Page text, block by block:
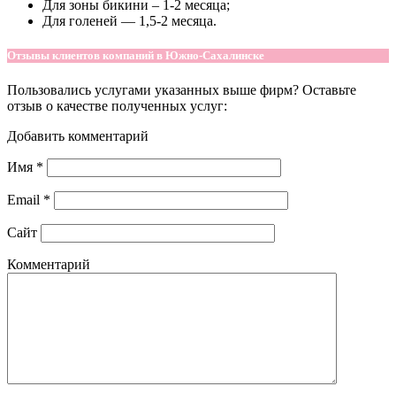
Для зоны бикини – 1-2 месяца;
Для голеней — 1,5-2 месяца.
Отзывы клиентов компаний в Южно-Сахалинске
Пользовались услугами указанных выше фирм? Оставьте
отзыв о качестве полученных услуг:
Добавить комментарий
Имя *
Email *
Сайт
Комментарий